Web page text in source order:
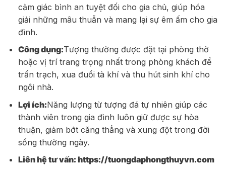
cảm giác bình an tuyệt đối cho gia chủ, giúp hóa
giải những mâu thuẫn và mang lại sự êm ấm cho gia
đình.
Công dụng:Tượng thường được đặt tại phòng thờ
hoặc vị trí trang trọng nhất trong phòng khách để
trấn trạch, xua đuổi tà khí và thu hút sinh khí cho
ngôi nhà.
Lợi ích:Năng lượng từ tượng đá tự nhiên giúp các
thành viên trong gia đình luôn giữ được sự hòa
thuận, giảm bớt căng thẳng và xung đột trong đời
sống thường ngày.
Liên hệ tư vấn: https://tuongdaphongthuyvn.com